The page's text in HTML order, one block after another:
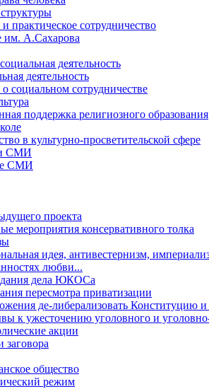
практическое сотрудничество
им. А.Сахарова
деятельность
деятельность
социальном сотрудничестве
поддержка религиозного образования
в культурно-просветительской сфере
и СМИ
СМИ
проекта
мероприятия консервативного толка
идея, антивестернизм,
любви...
дела ЮКОСа
пересмотра приватизации
де-либерализовать Конституцию
к ужесточению уголовного и уголовно-
акции
заговора
общество
режим